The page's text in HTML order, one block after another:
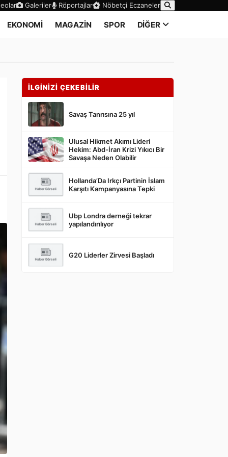
Galeriler Röportajlar Nöbetçi Eczaneler
EKONOMİ MAGAZİN SPOR DİĞER
İLGİNİZİ ÇEKEBİLİR
Savaş Tanrısına 25 yıl
Ulusal Hikmet Akımı Lideri
Hekim: Abd-İran Krizi Yıkıcı Bir
Savaşa Neden Olabilir
Hollanda’Da Irkçı Partinin İslam
Karşıtı Kampanyasına Tepki
Ubp Londra derneği tekrar
yapılandırılıyor
G20 Liderler Zirvesi Başladı